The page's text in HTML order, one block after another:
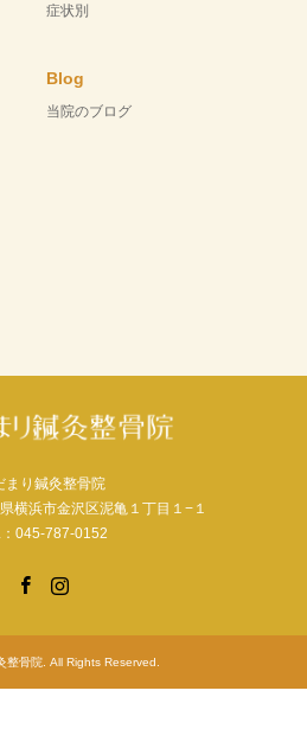
症状別
Blog
当院のブログ
まり鍼灸整骨院
横浜市金沢区泥亀１丁目１−１
045-787-0152
整骨院. All Rights Reserved.